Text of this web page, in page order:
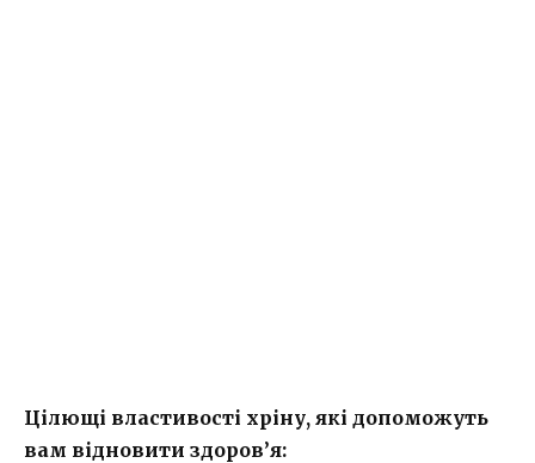
Цілющі властивості хріну, які допоможуть
вам відновити здоров’я: